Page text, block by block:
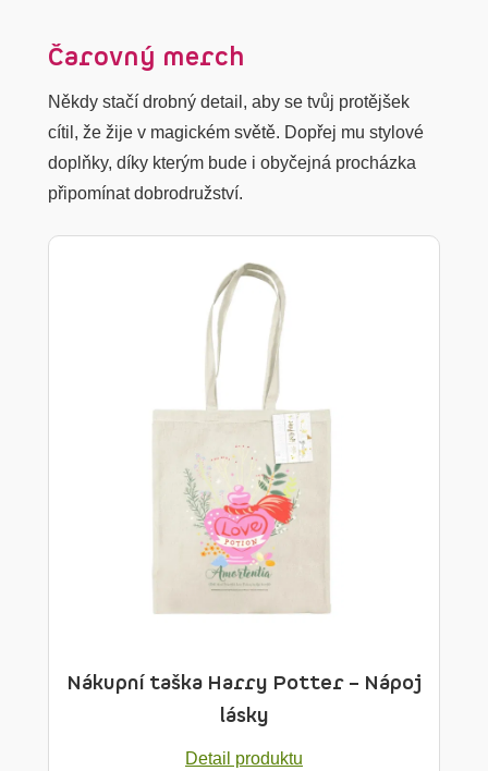
Čarovný merch
Někdy stačí drobný detail, aby se tvůj protějšek
cítil, že žije v magickém světě. Dopřej mu stylové
doplňky, díky kterým bude i obyčejná procházka
připomínat dobrodružství.
Nákupní taška Harry Potter – Nápoj
lásky
Detail produktu